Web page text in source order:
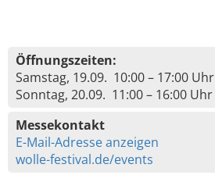
Öffnungszeiten:
Samstag, 19.09. 10:00 – 17:00 Uhr
Sonntag, 20.09. 11:00 – 16:00 Uhr
Messekontakt
E-Mail-Adresse anzeigen
wolle-festival.de/events